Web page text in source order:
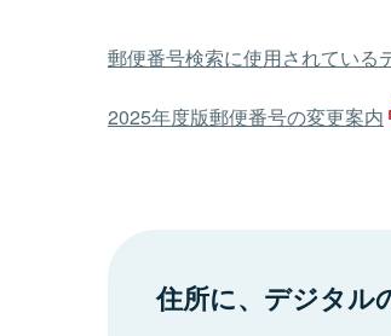
郵便番号検索に使用されている
2025年度版郵便番号の変更案内
住所に、デジタル